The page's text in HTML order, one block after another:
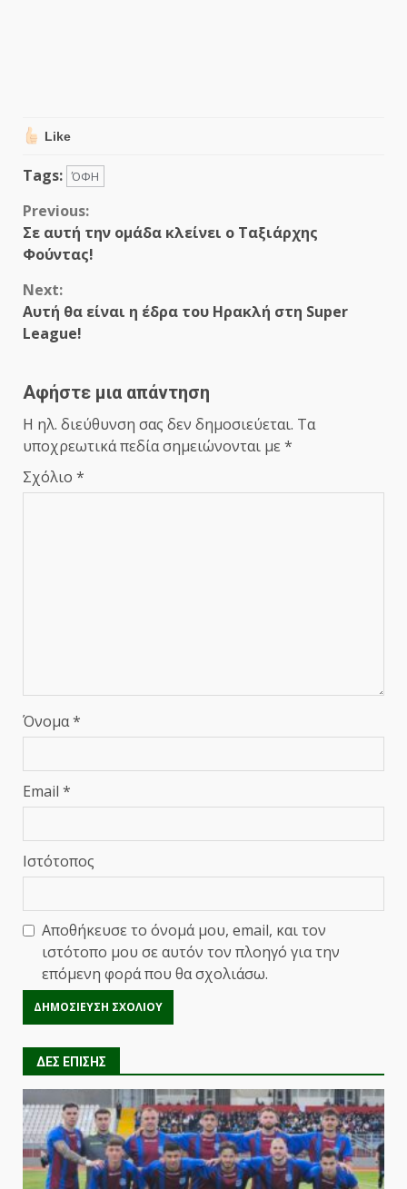
Like
Tags: ΌΦΗ
Continue
Reading
Previous:
Σε αυτή την ομάδα κλείνει ο Ταξιάρχης
Φούντας!
Next:
Αυτή θα είναι η έδρα του Ηρακλή στη Super
League!
Αφήστε μια απάντηση
Η ηλ. διεύθυνση σας δεν δημοσιεύεται. Τα
υποχρεωτικά πεδία σημειώνονται με *
Σχόλιο *
Όνομα*
Email *
Ιστότοπος
Αποθήκευσε το όνομά μου, email, και τον
ιστότοπο μου σε αυτόν τον πλοηγό για την
επόμενη φορά που θα σχολιάσω.
ΔΕΣ ΕΠΙΣΗΣ